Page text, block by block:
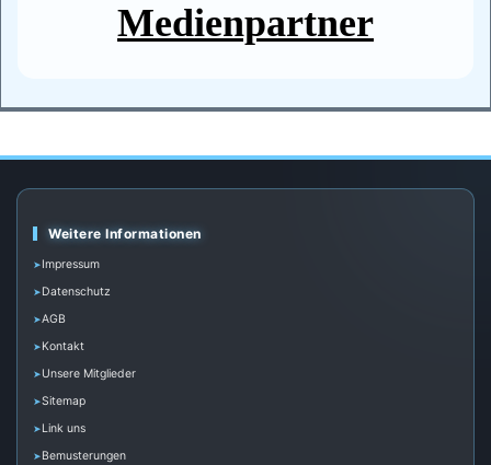
Medienpartner
Weitere Informationen
Impressum
Datenschutz
AGB
Kontakt
Unsere Mitglieder
Sitemap
Link uns
Bemusterungen